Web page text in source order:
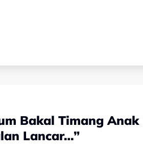
Bakal Timang Anak
Lancar…”